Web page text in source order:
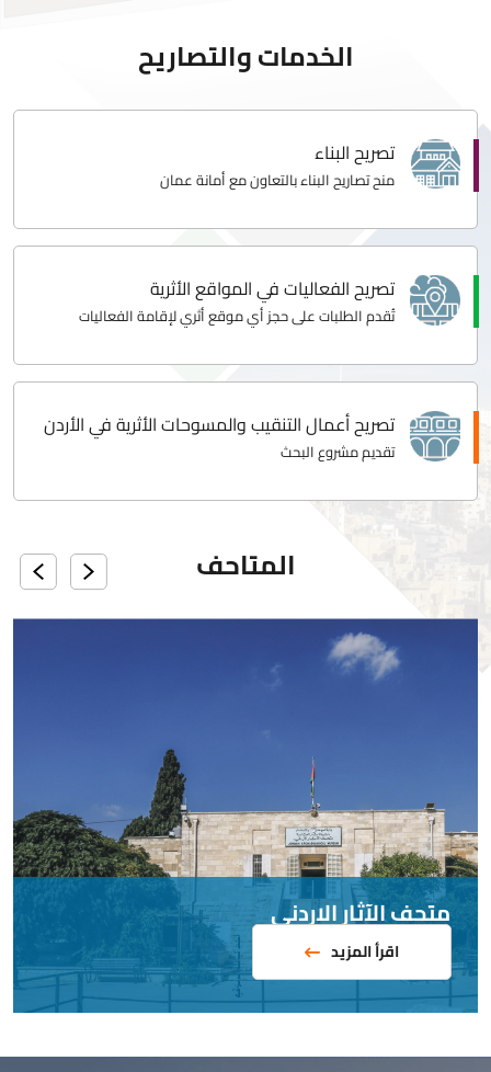
الخدمات والتصاريح
تصريح البناء
منح تصاريح البناء بالتعاون مع أمانة عمان
تصريح الفعاليات في المواقع الأثرية
تُقدم الطلبات على حجز أي موقع أثري لإقامة الفعاليات
تصريح أعمال التنقيب والمسوحات الأثرية في الأردن
تقديم مشروع البحث
المتاحف
متحف الآثار الاردني
اقرأ المزيد